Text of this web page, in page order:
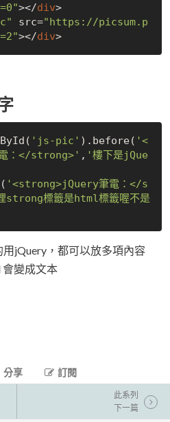
></div>
src="https://picsum.p
></div >
'js-pic' ).before( '<
：</strong>' , '樓下是jQue
'<strong>jQuery筆電：</s
strong標籤是html標籤喔不是
用jQuery，都可以放多項內容
會變成文本
分享 訂閱
此系列
下一篇